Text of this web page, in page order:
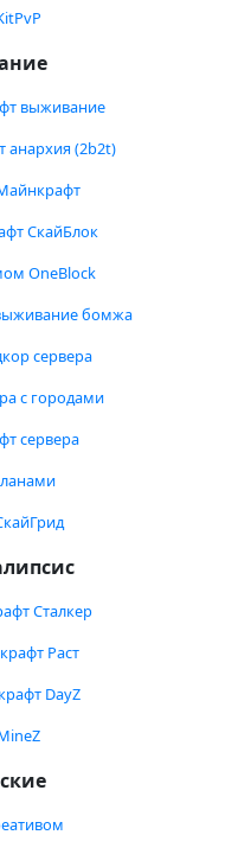
выживание
анархия (2b2t)
СкайБлок
OneBlock
бомжа
сервера
с городами
сервера
Сталкер
Раст
DayZ